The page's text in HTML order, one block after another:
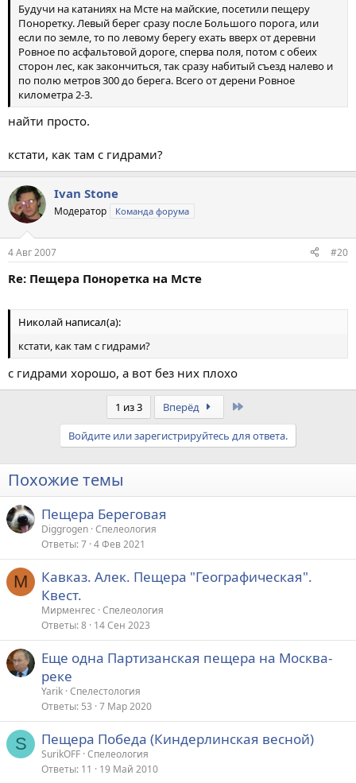
Будучи на катаниях на Мсте на майские, посетили пещеру
Поноретку. Левый берег сразу после Большого порога, или
если по земле, то по левому берегу ехать вверх от деревни
Ровное по асфальтовой дороге, сперва поля, потом с обеих
сторон лес, как закончиться, так сразу набитый съезд налево и
по полю метров 300 до берега. Всего от дерени Ровное
километра 2-3.
найти просто.
кстати, как там с гидрами?
Ivan Stone
Модератор Команда форума
4 Авг 2007 #20
Re: Пещера Поноретка на Мсте
Николай написал(а):
кстати, как там с гидрами?
с гидрами хорошо, а вот без них плохо
1 из 3 Вперёд
Войдите или зарегистрируйтесь для ответа.
Похожие темы
Пещера Береговая
Diggrogen Спелеология
Ответы 7 4 Фев 2021
М
Кавказ. Алек. Пещера "Географическая".
Квест.
Мирменгес Спелеология
Ответы 8 14 Сен 2023
Еще одна Партизанская пещера на Москва-
реке
Yarik Спелестология
Ответы 53 7 Мар 2020
S Пещера Победа (Киндерлинская весной)
SurikOFF Спелеология
Ответы 11 19 Май 2010